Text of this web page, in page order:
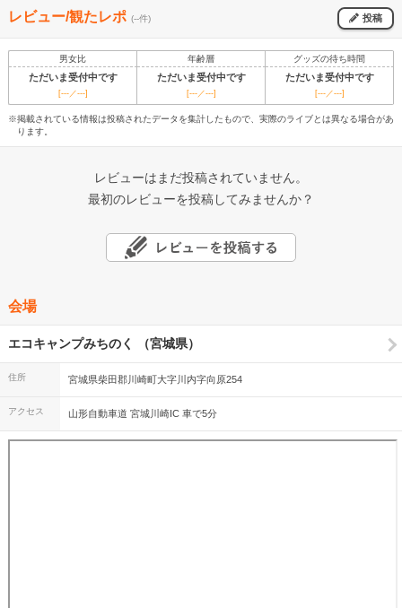
レビュー/観たレポ (--件) 投稿
男女比 年齢層 グッズの待ち時間
ただいま受付中です ただいま受付中です ただいま受付中です
[---／---] [---／---] [---／---]
※掲載されている情報は投稿されたデータを集計したもので、実際のライブとは異なる場合があ
ります。
レビューはまだ投稿されていません。
最初のレビューを投稿してみませんか？
会場
エコキャンプみちのく （宮城県）
住所 宮城県柴田郡川崎町大字川内字向原254
アクセス 山形自動車道 宮城川崎IC 車で5分